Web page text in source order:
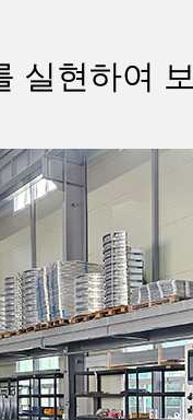
실현하여